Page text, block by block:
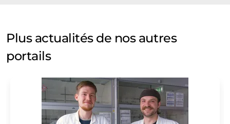
Plus actualités de nos autres
portails